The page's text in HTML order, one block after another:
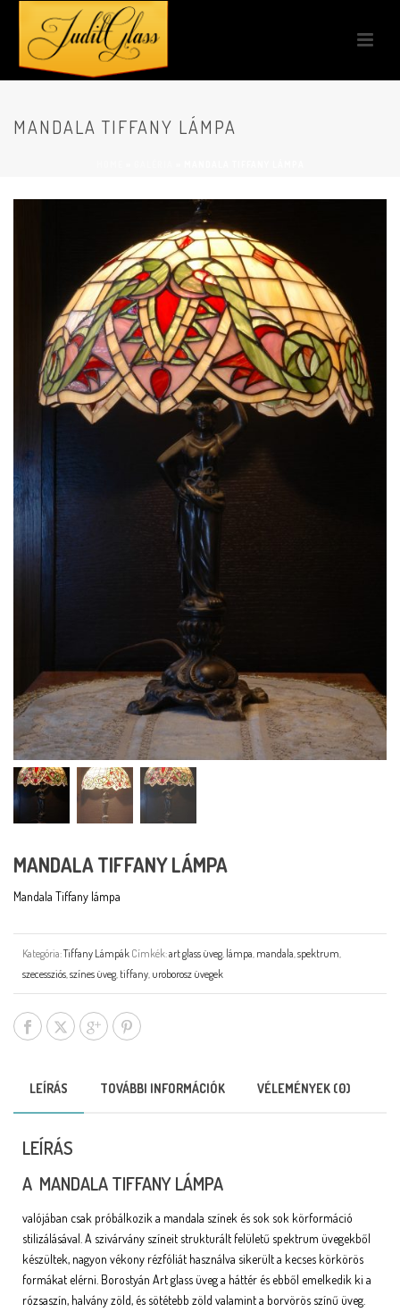
MANDALA TIFFANY LÁMPA
MANDALA TIFFANY LÁMPA
Mandala Tiffany lámpa
Kategória:Tiffany Lámpák Címkék:art glass üveg, lámpa, mandala,spektrum,
szecessziós,színes üveg, tiffany, uroborosz üvegek
LEÍRÁS TOVÁBBI INFORMÁCIÓK VÉLEMÉNYEK (0)
LEÍRÁS
A MANDALA TIFFANY LÁMPA
valójában csak próbálkozik a mandala színek és sok sok körformáció
stilizálásával. A szivárvány színeit strukturált felületű spektrum üvegekből
készültek, nagyon vékony rézfóliát használva sikerült a kecses körkörös
formákat elérni. Borostyán Art glass üveg a háttér és ebből emelkedik ki a
rózsaszín, halvány zöld, és sötétebb zöld valamint a borvörös színű üveg.